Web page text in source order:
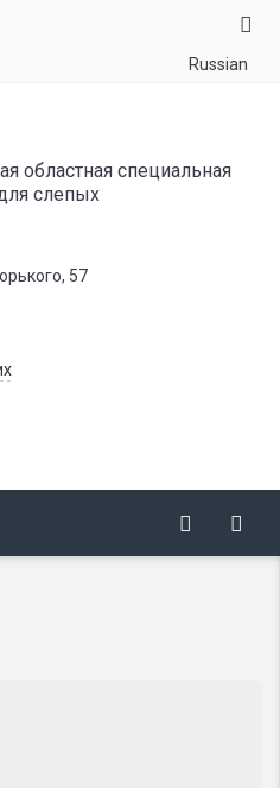
Russian
областная специальная
слепых
57